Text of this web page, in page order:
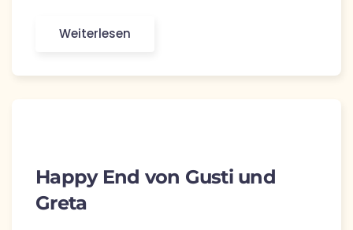
Weiterlesen
Happy End von Gusti und
Greta